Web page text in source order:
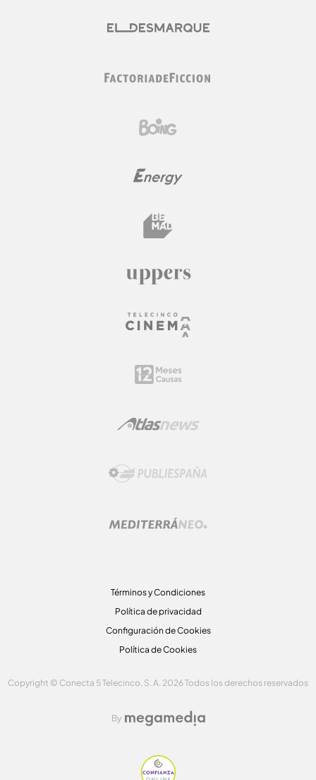
Términos y Condiciones
Política de privacidad
Configuración de Cookies
Política de Cookies
Copyright © Conecta 5 Telecinco, S. A. 2026 Todos los derechos reservados
By